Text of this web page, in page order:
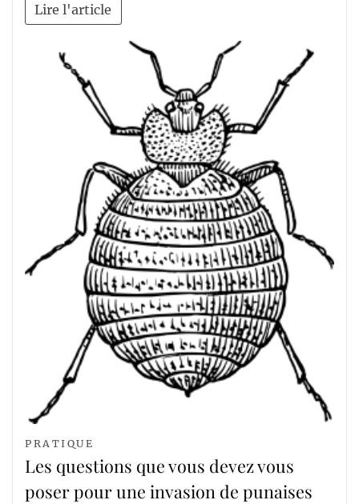
Lire l'article
PRATIQUE
Les questions que vous devez vous
poser pour une invasion de punaises